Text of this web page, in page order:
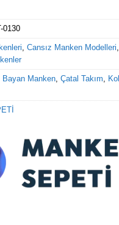
0130
, Cansız Manken Modelleri,
Bayan Manken, Çatal Takım,